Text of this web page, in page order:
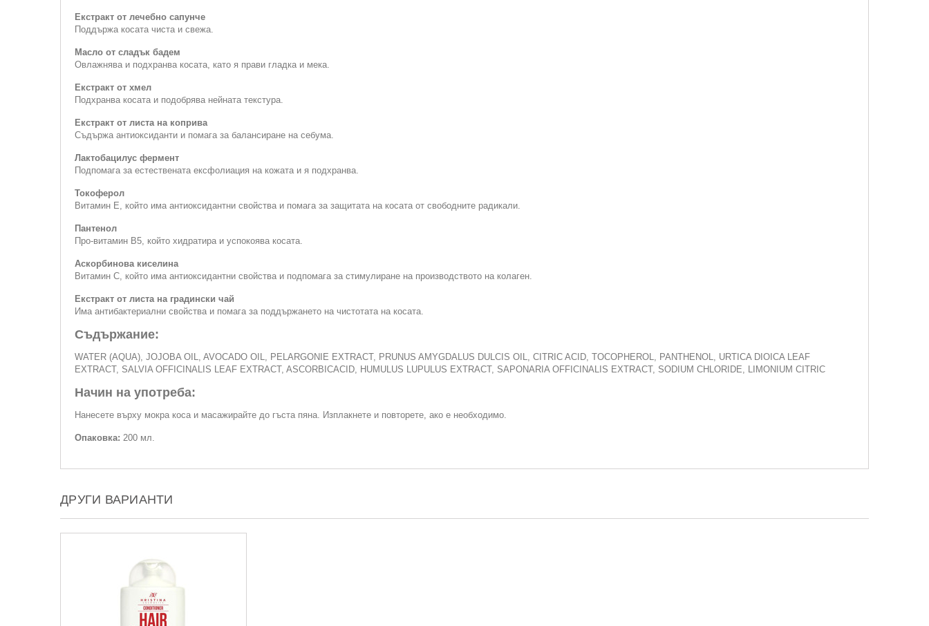
Екстракт от лечебно сапунче
Поддържа косата чиста и свежа.
Масло от сладък бадем
Овлажнява и подхранва косата, като я прави гладка и мека.
Екстракт от хмел
Подхранва косата и подобрява нейната текстура.
Екстракт от листа на коприва
Съдържа антиоксиданти и помага за балансиране на себума.
Лактобацилус фермент
Подпомага за естествената ексфолиация на кожата и я подхранва.
Токоферол
Витамин Е, който има антиоксидантни свойства и помага за защитата на косата от свободните радикали.
Пантенол
Про-витамин B5, който хидратира и успокоява косата.
Аскорбинова киселина
Витамин C, който има антиоксидантни свойства и подпомага за стимулиране на производството на колаген.
Екстракт от листа на градински чай
Има антибактериални свойства и помага за поддържането на чистотата на косата.
Съдържание:
WATER (AQUA), JOJOBA OIL, AVOCADO OIL, PELARGONIE EXTRACT, PRUNUS AMYGDALUS DULCIS OIL, CITRIC ACID, TOCOPHEROL, PANTHENOL, URTICA DIOICA LEAF
EXTRACT, SALVIA OFFICINALIS LEAF EXTRACT, ASCORBICACID, HUMULUS LUPULUS EXTRACT, SAPONARIA OFFICINALIS EXTRACT, SODIUM CHLORIDE, LIMONIUM CITRIC
Начин на употреба:
Нанесете върху мокра коса и масажирайте до гъста пяна. Изплакнете и повторете, ако е необходимо.
Опаковка: 200 мл.
ДРУГИ ВАРИАНТИ